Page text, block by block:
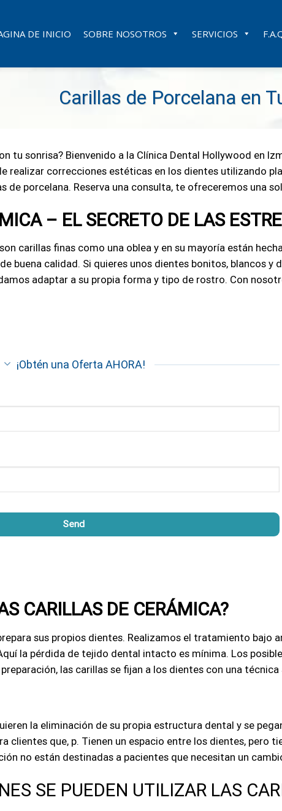
DE INICIO SOBRE NOSOTROS SERVICIOS
Carillas de Porcelana en
tu sonrisa? Bienvenido a la Clínica Dental Hollywood en
realizar correcciones estéticas en los dientes utilizando
de porcelana. Reserva una consulta, te ofreceremos una
– EL SECRETO DE LAS
carillas finas como una oblea y en su mayoría están
buena calidad. Si quieres unos dientes bonitos, blancos y
adaptar a su propia forma y tipo de rostro. Con
¡Obtén una Oferta AHORA!
Send
CARILLAS DE CERÁMICA?
sus propios dientes. Realizamos el tratamiento bajo
la pérdida de tejido dental intacto es mínima. Los
las carillas se fijan a los dientes con una técnica
la eliminación de su propia estructura dental y se
clientes que, p. Tienen un espacio entre los dientes, pero
no están destinadas a pacientes que necesitan un
SE PUEDEN UTILIZAR LAS